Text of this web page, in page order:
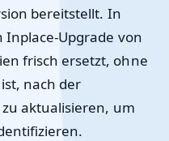
bereitstellt. In
Inplace-Upgrade von
frisch ersetzt, ohne
nach der
aktualisieren, um